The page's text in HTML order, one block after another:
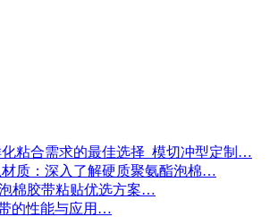
粘合需求的最佳选择_模切冲型定制…
质：深入了解硬质聚氨酯泡棉…
棉胶带粘贴优选方案…
的性能与应用…